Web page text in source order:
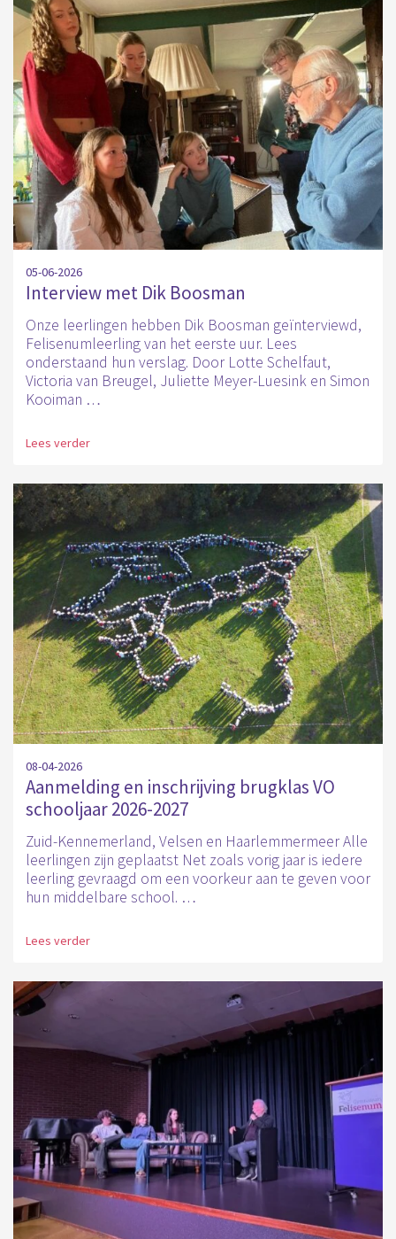
05-06-2026
Interview met Dik Boosman
Onze leerlingen hebben Dik Boosman geïnterviewd,
Felisenumleerling van het eerste uur. Lees
onderstaand hun verslag. Door Lotte Schelfaut,
Victoria van Breugel, Juliette Meyer-Luesink en Simon
Kooiman …
Lees verder
08-04-2026
Aanmelding en inschrijving brugklas VO
schooljaar 2026-2027
Zuid-Kennemerland, Velsen en Haarlemmermeer Alle
leerlingen zijn geplaatst Net zoals vorig jaar is iedere
leerling gevraagd om een voorkeur aan te geven voor
hun middelbare school. …
Lees verder